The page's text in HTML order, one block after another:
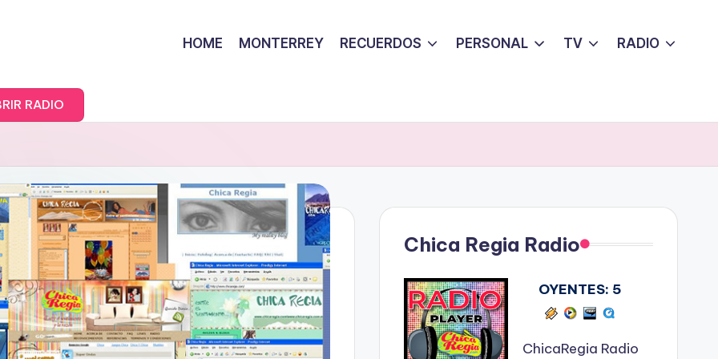
HOME MONTERREY RECUERDOS PERSONAL TV RADIO
RADIO
Chica Regia Radio
OYENTES: 5
ChicaRegia Radio